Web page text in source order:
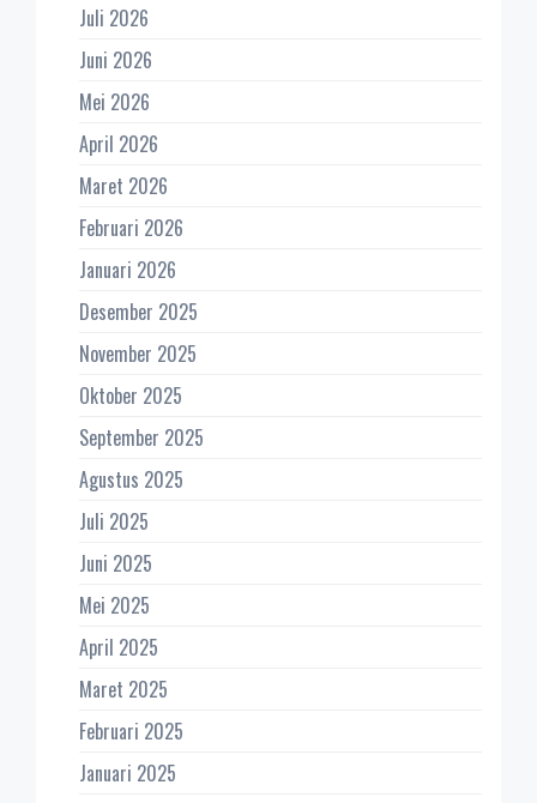
Juli 2026
Juni 2026
Mei 2026
April 2026
Maret 2026
Februari 2026
Januari 2026
Desember 2025
November 2025
Oktober 2025
September 2025
Agustus 2025
Juli 2025
Juni 2025
Mei 2025
April 2025
Maret 2025
Februari 2025
Januari 2025